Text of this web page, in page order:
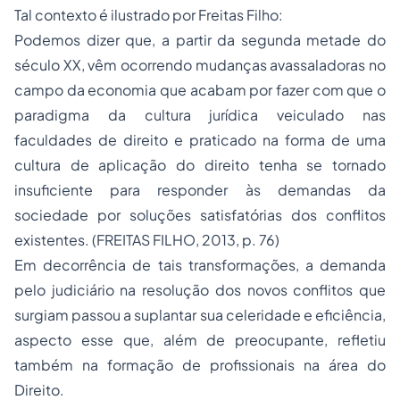
Tal contexto é ilustrado por Freitas Filho:
Podemos dizer que, a partir da segunda metade do
século XX, vêm ocorrendo mudanças avassaladoras no
campo da economia que acabam por fazer com que o
paradigma da cultura jurídica veiculado nas
faculdades de direito e praticado na forma de uma
cultura de aplicação do direito tenha se tornado
insuficiente para responder às demandas da
sociedade por soluções satisfatórias dos conflitos
existentes. (FREITAS FILHO, 2013, p. 76)
Em decorrência de tais transformações, a demanda
pelo judiciário na resolução dos novos conflitos que
surgiam passou a suplantar sua celeridade e eficiência,
aspecto esse que, além de preocupante, refletiu
também na formação de profissionais na área do
Direito.